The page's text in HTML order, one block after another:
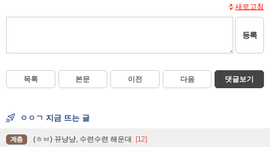
새로고침
등록
목록 본문 이전 다음 댓글보기
ㅇㅇㄱ 지금 뜨는 글
계층 (ㅎㅂ) 뀨냥냥, 수련수련 해운대 [12]